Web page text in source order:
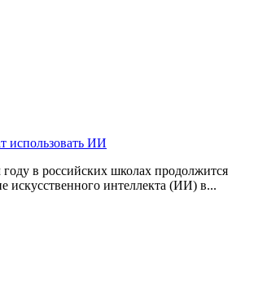
использовать ИИ
в российских школах продолжится
искусственного интеллекта (ИИ) в...